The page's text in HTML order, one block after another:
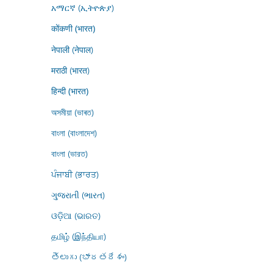
አማርኛ (ኢትዮጵያ)
कोंकणी (भारत)
नेपाली (नेपाल)
मराठी (भारत)
हिन्दी (भारत)
অসমীয়া (ভাৰত)
বাংলা (বাংলাদেশ)
বাংলা (ভারত)
ਪੰਜਾਬੀ (ਭਾਰਤ)
ગુજરાતી (ભારત)
ଓଡ଼ିଆ (ଭାରତ)
தமிழ் (இந்தியா)
తెలుగు (భారతదేశం)